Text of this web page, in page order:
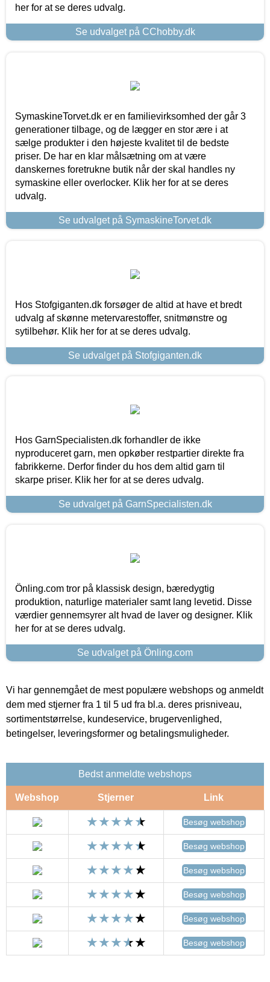
her for at se deres udvalg.
Se udvalget på CChobby.dk
SymaskineTorvet.dk er en familievirksomhed der går 3
generationer tilbage, og de lægger en stor ære i at
sælge produkter i den højeste kvalitet til de bedste
priser. De har en klar målsætning om at være
danskernes foretrukne butik når der skal handles ny
symaskine eller overlocker. Klik her for at se deres
udvalg.
Se udvalget på SymaskineTorvet.dk
Hos Stofgiganten.dk forsøger de altid at have et bredt
udvalg af skønne metervarestoffer, snitmønstre og
sytilbehør. Klik her for at se deres udvalg.
Se udvalget på Stofgiganten.dk
Hos GarnSpecialisten.dk forhandler de ikke
nyproduceret garn, men opkøber restpartier direkte fra
fabrikkerne. Derfor finder du hos dem altid garn til
skarpe priser. Klik her for at se deres udvalg.
Se udvalget på GarnSpecialisten.dk
Önling.com tror på klassisk design, bæredygtig
produktion, naturlige materialer samt lang levetid. Disse
værdier gennemsyrer alt hvad de laver og designer. Klik
her for at se deres udvalg.
Se udvalget på Önling.com
Vi har gennemgået de mest populære webshops og anmeldt
dem med stjerner fra 1 til 5 ud fra bl.a. deres prisniveau,
sortimentstørrelse, kundeservice, brugervenlighed,
betingelser, leveringsformer og betalingsmuligheder.
Bedst anmeldte webshops
Webshop Stjerner Link
Besøg webshop
Besøg webshop
Besøg webshop
Besøg webshop
Besøg webshop
Besøg webshop